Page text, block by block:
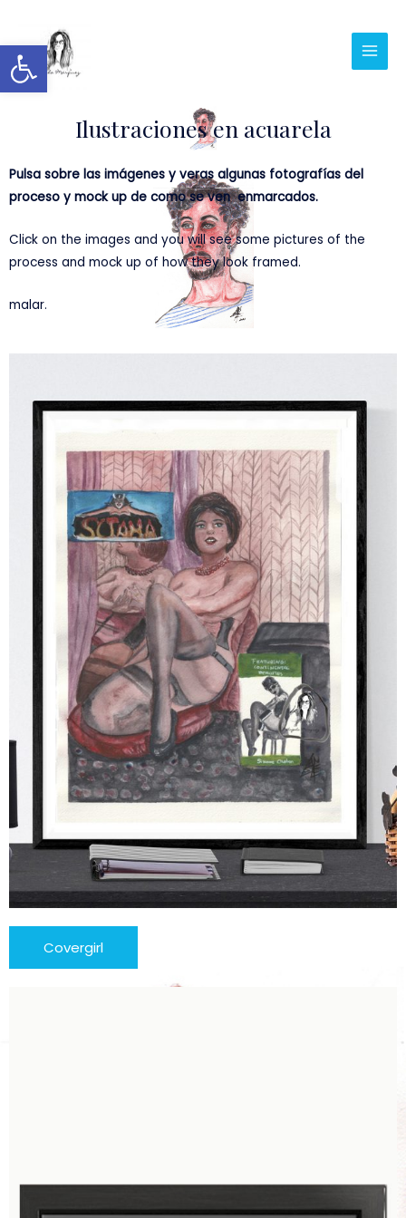
Abrir barra de herramientas
Ilustraciones en acuarela
Pulsa sobre las imágenes y veras algunas fotografías del
proceso y mock up de como se ven enmarcados.
Click on the images and you will see some pictures of the
process and mock up of how they look framed.
malar.
Covergirl